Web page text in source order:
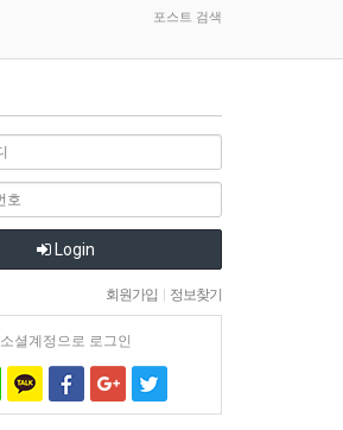
포스트 검색
Login
회원가입 정보찾기
소셜계정으로 로그인